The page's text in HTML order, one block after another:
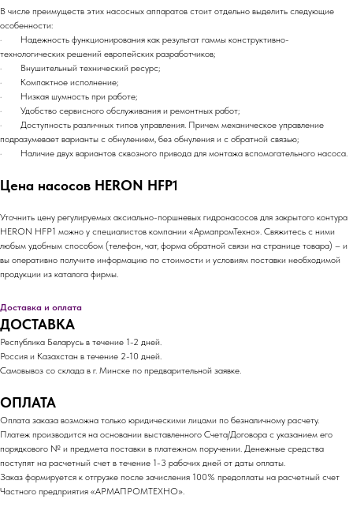
В числе преимуществ этих насосных аппаратов стоит отдельно выделить следующие
особенности:
· Надежность функционирования как результат гаммы конструктивно-
технологических решений европейских разработчиков;
· Внушительный технический ресурс;
· Компактное исполнение;
· Низкая шумность при работе;
· Удобство сервисного обслуживания и ремонтных работ;
· Доступность различных типов управления. Причем механическое управление
подразумевает варианты с обнулением, без обнуления и с обратной связью;
· Наличие двух вариантов сквозного привода для монтажа вспомогательного насоса.
Цена насосов HERON HFP1
Уточнить цену регулируемых аксиально-поршневых гидронасосов для закрытого контура
HERON HFP1 можно у специалистов компании «АрмапромТехно». Свяжитесь с ними
любым удобным способом (телефон, чат, форма обратной связи на странице товара) – и
вы оперативно получите информацию по стоимости и условиям поставки необходимой
продукции из каталога фирмы.
Доставка и оплата
ДОСТАВКА
Республика Беларусь в течение 1-2 дней.
Россия и Казахстан в течение 2-10 дней.
Самовывоз со склада в г. Минске по предварительной заявке.
ОПЛАТА
Оплата заказа возможна только юридическими лицами по безналичному расчету.
Платеж производится на основании выставленного Счета/Договора с указанием его
порядкового № и предмета поставки в платежном поручении. Денежные средства
поступят на расчетный счет в течение 1-3 рабочих дней от даты оплаты.
Заказ формируется к отгрузке после зачисления 100% предоплаты на расчетный счет
Частного предприятия «АРМАПРОМТЕХНО».